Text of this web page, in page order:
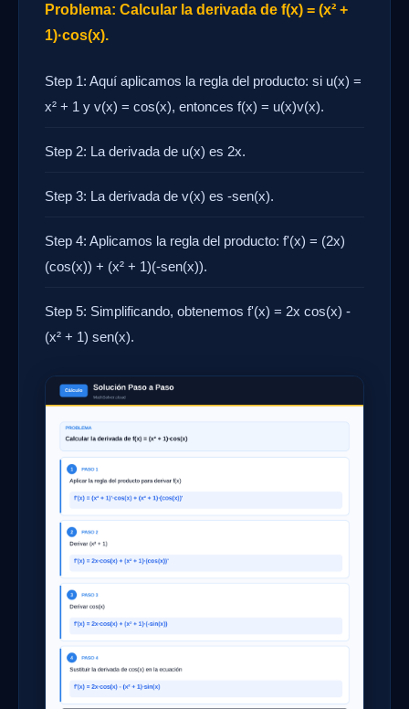
Problema: Calcular la derivada de f(x) = (x² +
1)·cos(x).
Step 1: Aquí aplicamos la regla del producto: si u(x) =
x² + 1 y v(x) = cos(x), entonces f(x) = u(x)v(x).
Step 2: La derivada de u(x) es 2x.
Step 3: La derivada de v(x) es -sen(x).
Step 4: Aplicamos la regla del producto: f'(x) = (2x)
(cos(x)) + (x² + 1)(-sen(x)).
Step 5: Simplificando, obtenemos f'(x) = 2x cos(x) -
(x² + 1) sen(x).